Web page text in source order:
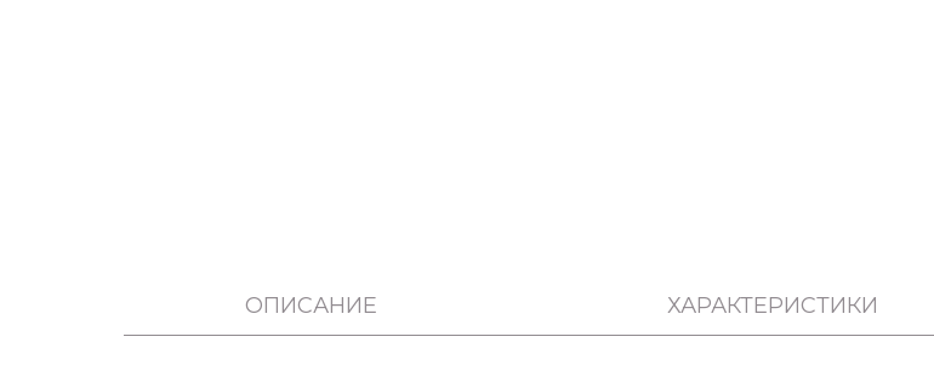
ОПИСАНИЕ ХАРАКТЕРИСТИКИ